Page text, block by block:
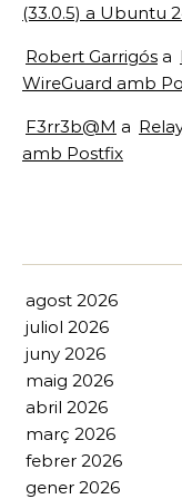
(33.0.5) a Ubuntu
Robert Garrigós a
WireGuard amb
F3rr3b@M a
amb Postfix
agost 2026
juliol 2026
juny 2026
maig 2026
abril 2026
març 2026
febrer 2026
gener 2026